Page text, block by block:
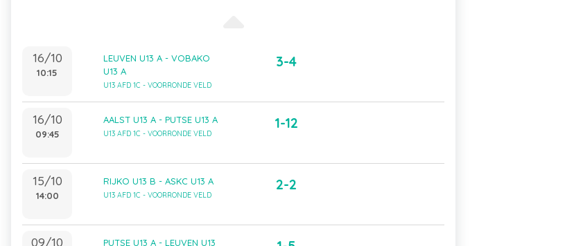
16/10
10:15
LEUVEN U13 A - VOBAKO
U13 A
U13 AFD 1C - VOORRONDE VELD
3-4
16/10
09:45
AALST U13 A - PUTSE U13 A
U13 AFD 1C - VOORRONDE VELD
1-12
15/10
14:00
RIJKO U13 B - ASKC U13 A
U13 AFD 1C - VOORRONDE VELD
2-2
09/10 PUTSE U13 A - LEUVEN U13